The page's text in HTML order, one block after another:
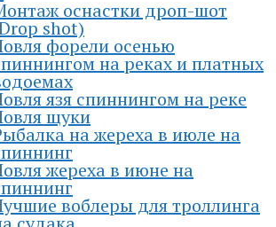
оснастки дроп-шот
shot)
форели осенью
на реках и платных
язя спиннингом на реке
щуки
на жереха в июле на
жереха в июне на
воблеры для троллинга